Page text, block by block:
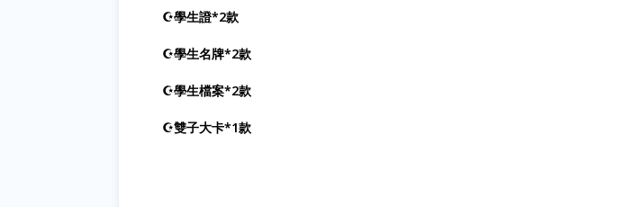
☪學生證*2款
☪學生名牌*2款
☪學生檔案*2款
☪雙子大卡*1款